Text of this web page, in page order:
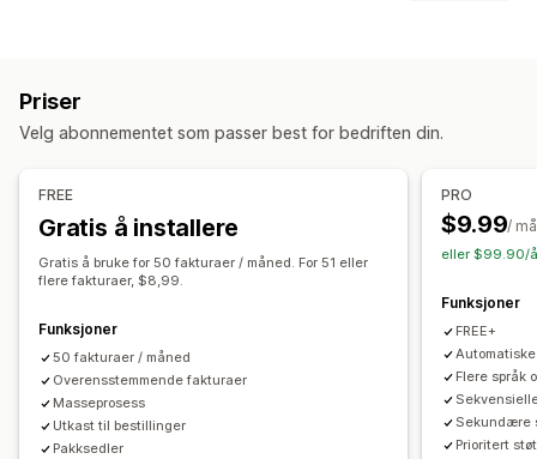
Refusjoner
Farge og skrifttype
Fakturanummer
Avsender-e-post Avgiftsberegning Maler
Filadministrasjon
Massenedlasting
PDF-generering Trykk og eksporter
Datasikkerhet
Sekvensiell nummerering
Rapportering og innsending
Innrapportering i flere stater
SST-innrapportering
Lokal skatterapportering
Priser
Velg abonnementet som passer best for bedriften din.
FREE
Gratis å installere
Gratis å bruke for 50 fakturaer / måned. For 51 eller
flere fakturaer, $8,99.
Funksjoner
50 fakturaer / måned
Overensstemmende fakturaer
Masseprosess
Utkast til bestillinger
Pakksedler
PRO
$9.99/
eller $99.90/
Funksjoner
FREE+
Flere språk
Sekundære
Prioritert